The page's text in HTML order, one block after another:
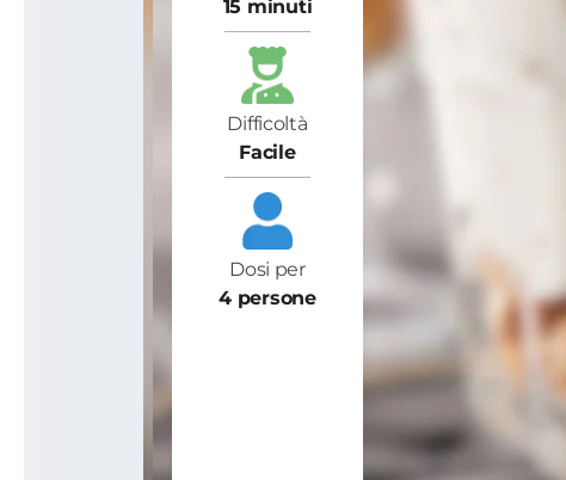
15 minuti
Difficoltà
Facile
Dosi per
4 persone